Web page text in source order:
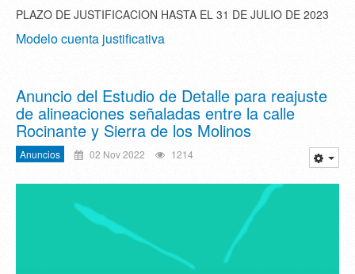
PLAZO DE JUSTIFICACION HASTA EL 31 DE JULIO DE 2023
Modelo cuenta justificativa
Anuncio del Estudio de Detalle para reajuste
de alineaciones señaladas entre la calle
Rocinante y Sierra de los Molinos
Anuncios 02 Nov 2022 1214